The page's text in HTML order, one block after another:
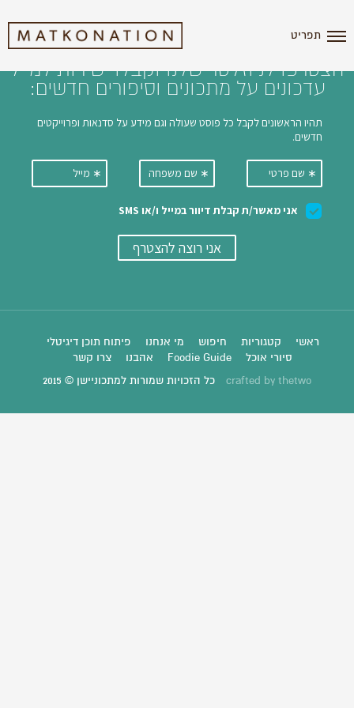
תפריט
הצטרפו לניוזלטר שלנו וקבלו ישירות למייל
עדכונים על מתכונים וסיפורים חדשים:
ראשי קטגוריות חיפוש מי אנחנו
פיתוח תוכן דיגיטלי
סיורי אוכל
Foodie Guide אהבנו צרו קשר
crafted by thetwo כל הזכויות שמורות למתכוניישן © 2015